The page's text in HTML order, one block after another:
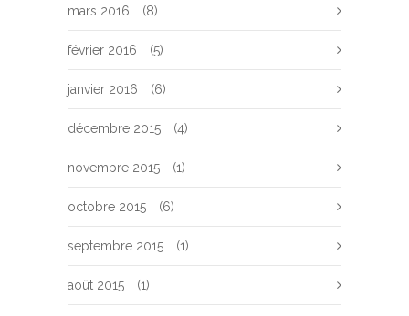
mars 2016 (8)
février 2016 (5)
janvier 2016 (6)
décembre 2015 (4)
novembre 2015 (1)
octobre 2015 (6)
septembre 2015 (1)
août 2015 (1)